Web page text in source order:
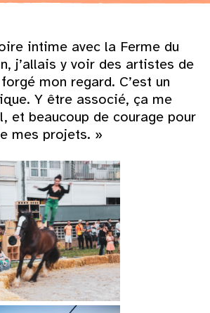
intime avec la Ferme du
j’allais y voir des artistes de
mon regard. C’est un
Y être associé, ça me
et beaucoup de courage pour
mes projets. »